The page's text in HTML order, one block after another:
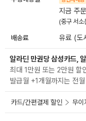
지금 주
(중구 서
배송료 유료 (도
알라딘 만권당 삼성카드,
최대 1만원 또는 2만원
발급월 +1개월까지는 전
카드/간편결제 할인 무이